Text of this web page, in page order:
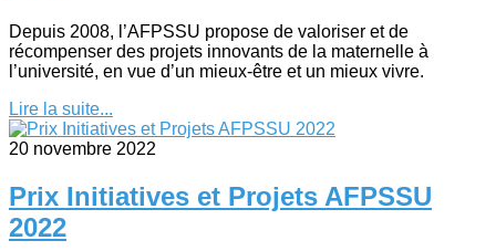
Depuis 2008, l’AFPSSU propose de valoriser et de
récompenser des projets innovants de la maternelle à
l’université, en vue d’un mieux-être et un mieux vivre.
Lire la suite...
20 novembre 2022
Prix Initiatives et Projets AFPSSU
2022